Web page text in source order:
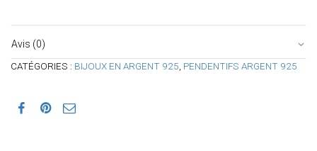
Avis (0)
CATÉGORIES : BIJOUX EN ARGENT 925 PENDENTIFS ARGENT 925